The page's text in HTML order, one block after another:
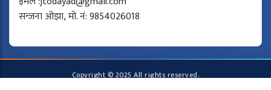
सन्जना ओझा, मो. नं: 9854026018
Copyright © 2025 All rights reserved.